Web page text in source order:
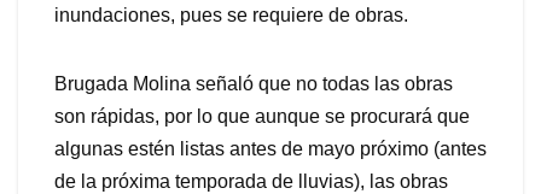
inundaciones, pues se requiere de obras.
Brugada Molina señaló que no todas las obras
son rápidas, por lo que aunque se procurará que
algunas estén listas antes de mayo próximo (antes
de la próxima temporada de lluvias), las obras